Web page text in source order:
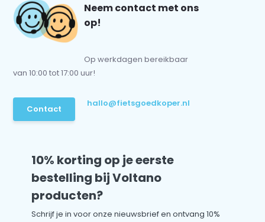
Neem contact met ons
op!
Op werkdagen bereikbaar
van 10:00 tot 17:00 uur!
Contact
hallo@fietsgoedkoper.nl
10% korting op je eerste
bestelling bij Voltano
producten?
Schrijf je in voor onze nieuwsbrief en ontvang 10%